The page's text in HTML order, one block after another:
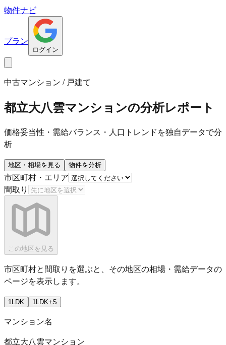
物件ナビ
プラン
ログイン
中古マンション / 戸建て
都立大八雲マンションの分析レポート
価格妥当性・需給バランス・人口トレンドを独自データで分
析
地区・相場を見る 物件を分析
市区町村・エリア
間取り
この地区を見る
市区町村と間取りを選ぶと、その地区の相場・需給データの
ページを表示します。
1LDK 1LDK+S
マンション名
都立大八雲マンション